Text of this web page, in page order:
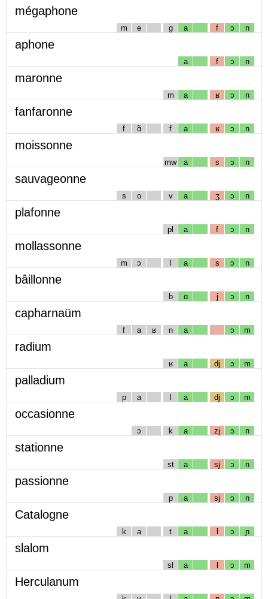
mégaphone
m e g a f ɔ n
aphone
a f ɔ n
maronne
m a ʁ ɔ n
fanfaronne
f ɑ̃ f a ʁ ɔ n
moissonne
mw a s ɔ n
sauvageonne
s o v a ʒ ɔ n
plafonne
pl a f ɔ n
mollassonne
m ɔ l a s ɔ n
bâillonne
b ɑ j ɔ n
capharnaüm
f a ʁ n a ɔ m
radium
ʁ a dj ɔ m
palladium
p a l a dj ɔ m
occasionne
ɔ k a zj ɔ n
stationne
st a sj ɔ n
passionne
p a sj ɔ n
Catalogne
k a t a l ɔ ɲ
slalom
sl a l ɔ m
Herculanum